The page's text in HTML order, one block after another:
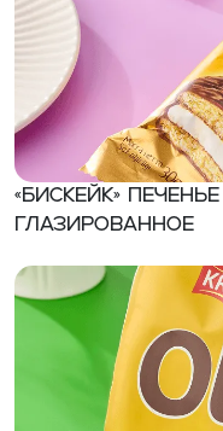
«БИСКЕЙК»
глазированное